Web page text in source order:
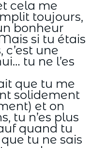
cela me
toujours,
bonheur
si tu étais
c’est une
tu ne l’es
que tu me
solidement
et on
tu n’es plus
quand tu
tu ne sais